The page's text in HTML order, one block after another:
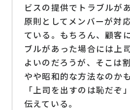
ビスの提供でトラブルが
原則としてメンバーが対
ている。もちろん、顧客
ブルがあった場合には上
よいのだろうが、そこは
やや昭和的な方法なのか
「上司を出すのは恥だぞ
伝えている。